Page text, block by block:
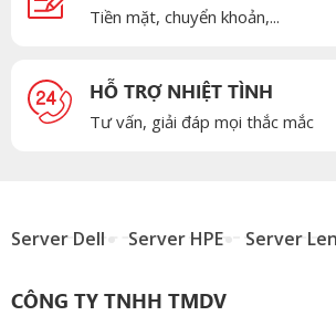
Tiền mặt, chuyển khoản,...
HỖ TRỢ NHIỆT TÌNH
Tư vấn, giải đáp mọi thắc mắc
Server Dell Server HPE Server
CÔNG TY TNHH TMDV